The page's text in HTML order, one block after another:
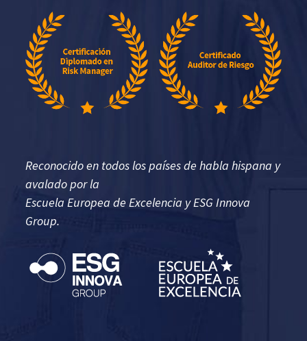
Reconocido en todos los países de habla hispana y
avalado por la
Escuela Europea de Excelencia y ESG Innova
Group.